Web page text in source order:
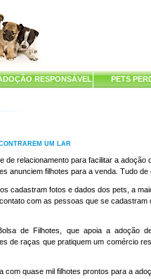
RESPONSÁVEL PETS
UM LAR
de relacionamento para facilitar a adoção
anunciem filhotes para a venda. Tudo de
cadastram fotos e dados dos pets, a
com as pessoas que se cadastram
de Filhotes, que apoia a adoção
de raças que pratiquem um comércio
com quase mil filhotes prontos para a